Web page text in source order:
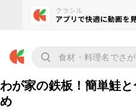
わが家の鉄板！簡単鮭
め